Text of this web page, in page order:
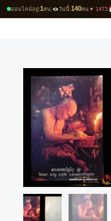
ออนไลน์อยู่:1คน| วันนี้:140คน▼ 1473|
Skip
to